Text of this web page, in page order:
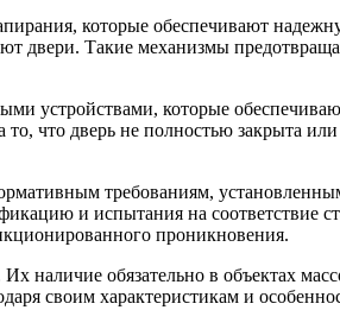
которые обеспечивают
двери. Такие механизмы
устройствами, которые
что дверь не полностью закрыта
требованиям,
и испытания на соответствие
проникновения.
наличие обязательно в объектах
своим характеристикам и